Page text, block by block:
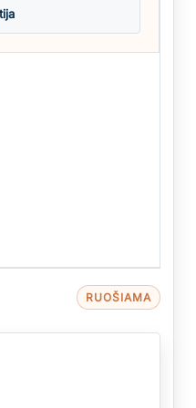
RUOŠIAMA